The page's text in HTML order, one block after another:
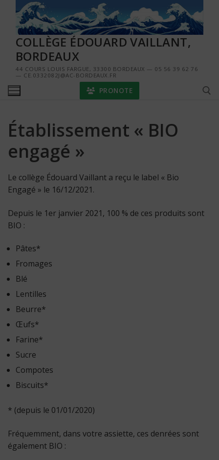
contenu
COLLÈGE ÉDOUARD VAILLANT,
BORDEAUX
44 COURS LOUIS FARGUE, 33300 BORDEAUX — 05 56 39 62 76
— CE.0332082J@AC-BORDEAUX.FR
PRONOTE
Rechercher :
Établissement « BIO
engagé »
Le collège Édouard Vaillant a reçu le label « Bio
Engagé » le 16/12/2021.
Depuis le 1er janvier 2021, 100 % de ces produits sont
BIO :
Pâtes*
Fromages
Blé
Lentilles
Beurre*
Œufs*
Farine*
Sucre
Compotes
Biscuits*
* (depuis le 01/01/2020)
Fréquemment, dans votre assiette, ces denrées sont
également BIO :